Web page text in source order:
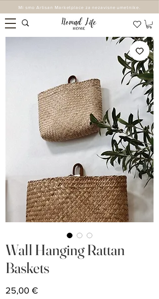
Mi smo Artisan Marketplace za nezavisne umetnike.
Wall Hanging Rattan
Baskets
25,00 €